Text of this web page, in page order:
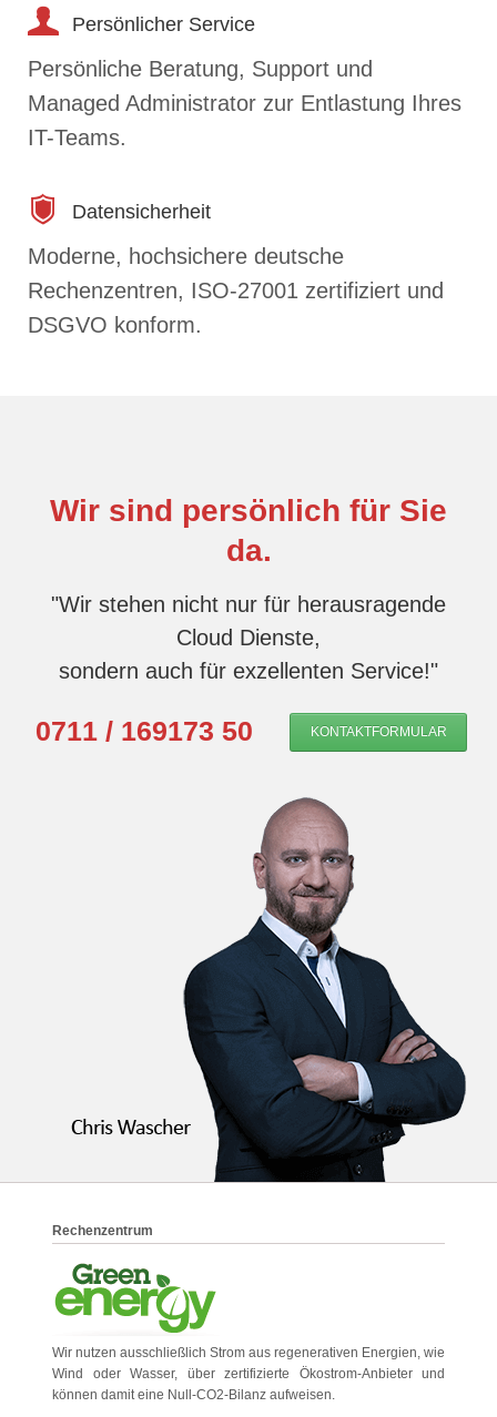
Persönlicher Service
Persönliche Beratung, Support und
Managed Administrator zur Entlastung Ihres
IT-Teams.
Datensicherheit
Moderne, hochsichere deutsche
Rechenzentren, ISO-27001 zertifiziert und
DSGVO konform.
Wir sind persönlich für Sie
da.
"Wir stehen nicht nur für herausragende
Cloud Dienste,
sondern auch für exzellenten Service!"
0711 / 169173 50 KONTAKTFORMULAR
Rechenzentrum
Wir nutzen ausschließlich Strom aus regenerativen Energien, wie
Wind oder Wasser, über zertifizierte Ökostrom-Anbieter und
können damit eine Null-CO2-Bilanz aufweisen.